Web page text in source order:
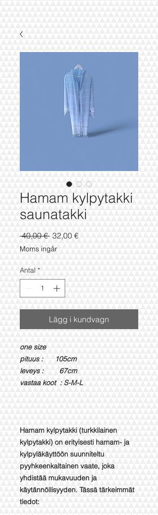
Hamam kylpytakki
saunatakki
40,00 € Ordinarie
pris
32,00 €Reapris
Moms ingår
Antal *
Lägg i kundvagn
one size
pituus : 105cm
leveys : 67cm
vastaa koot : S-M-L
Hamam kylpytakki (turkkilainen
kylpytakki) on erityisesti hamam- ja
kylpyläkäyttöön suunniteltu
pyyhkeenkaltainen vaate, joka
yhdistää mukavuuden ja
käytännöllisyyden. Tässä tärkeimmät
tiedot: